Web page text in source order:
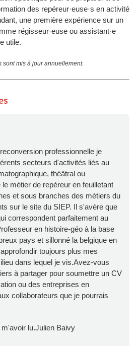
une première expérience sur un
régisseur·euse ou assistant·e
utile.
sont mis à jour annuellement.
professionnelle je
secteurs d'activités liés au
théâtral ou
métier de repéreur en feuilletant
et sous branches des métiers du
sur le site du SIEP. Il s'avère que
correspondent parfaitement au
en histoire-géo à la base
pays et sillonné la belgique en
toujours plus mes
dans lequel je vis.Avez-vous
à partager pour soumettre un CV
ou des entreprises en
collaborateurs que je pourrais
lu.Julien Baivy